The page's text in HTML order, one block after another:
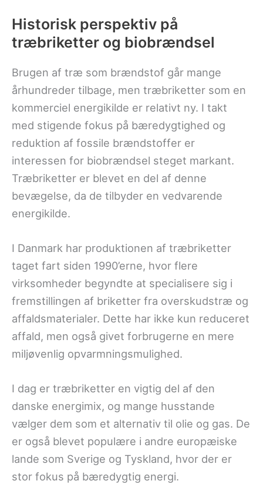
Historisk perspektiv på
træbriketter og biobrændsel
Brugen af træ som brændstof går mange
århundreder tilbage, men træbriketter som en
kommerciel energikilde er relativt ny. I takt
med stigende fokus på bæredygtighed og
reduktion af fossile brændstoffer er
interessen for biobrændsel steget markant.
Træbriketter er blevet en del af denne
bevægelse, da de tilbyder en vedvarende
energikilde.
I Danmark har produktionen af træbriketter
taget fart siden 1990’erne, hvor flere
virksomheder begyndte at specialisere sig i
fremstillingen af briketter fra overskudstræ og
affaldsmaterialer. Dette har ikke kun reduceret
affald, men også givet forbrugerne en mere
miljøvenlig opvarmningsmulighed.
I dag er træbriketter en vigtig del af den
danske energimix, og mange husstande
vælger dem som et alternativ til olie og gas. De
er også blevet populære i andre europæiske
lande som Sverige og Tyskland, hvor der er
stor fokus på bæredygtig energi.